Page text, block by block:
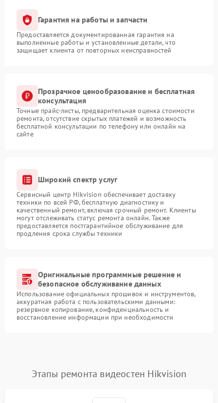
Гарантия на работы и запчасти
Предоставляется документированная гарантия на
выполненные работы и установленные детали, что
защищает клиента от повторных неисправностей
Прозрачное ценообразование и бесплатная
консультация
Точные прайс-листы, предварительная оценка стоимости
ремонта, отсутствие скрытых платежей и возможность
бесплатной консультации по телефону или онлайн на
сайте
Широкий спектр услуг
Сервисный центр Hikvision обеспечивает доставку
техники по всей РФ, бесплатную диагностику и
качественный ремонт, включая срочный ремонт. Клиенты
могут отслеживать статус ремонта онлайн. Также
предоставляется постгарантийное обслуживание для
продления срока службы техники
Оригинальные программные решение и
безопасное обслуживание данных
Использование официальных прошивок и инструментов,
аккуратная работа с пользовательскими данными:
резервное копирование, конфиденциальность и
восстановление информации при необходимости
Этапы ремонта видеостен Hikvision